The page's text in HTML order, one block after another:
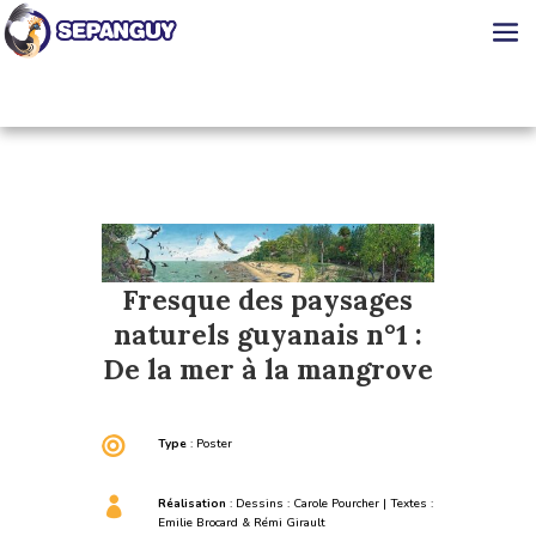
Fresque des paysages
naturels guyanais n°1 :
De la mer à la mangrove
 Type: Poster
 Réalisation : Dessins : Carole Pourcher | Textes :
Emilie Brocard & Rémi Girault